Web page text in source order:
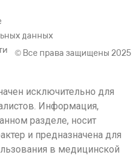
данных
© Все права защищены 2025
исключительно для
Информация,
разделе, носит
и предназначена для
в медицинской